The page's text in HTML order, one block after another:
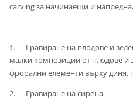
carving за начинаещи и
1. Гравиране на плодове и
малки композиции от плодове и
фрорални елементи върху диня,
2. Гравиране на сирена